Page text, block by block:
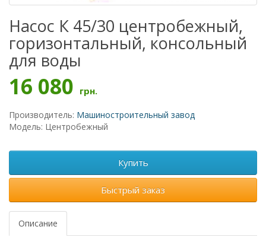
Насос К 45/30 центробежный,
горизонтальный, консольный
для воды
16 080 грн.
Производитель: Машиностроительный завод
Модель: Центробежный
Купить
Быстрый заказ
Описание